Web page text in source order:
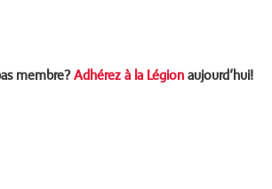
membre?Adhérez à la Légionaujourd‘hui!